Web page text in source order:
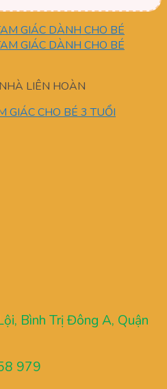
LIÊN HOÀN
GIÁC CHO BÉ 3 TUỔI
Bình Trị Đông A, Quận
979